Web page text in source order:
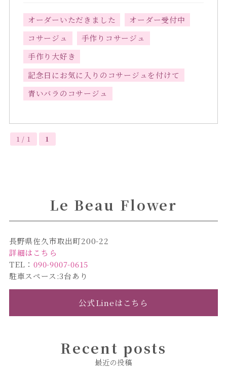
オーダーいただきました
オーダー受付中
コサージュ
手作りコサージュ
手作り大好き
記念日にお気に入りのコサージュを付けて
青いバラのコサージュ
1 / 1 1
Le Beau Flower
長野県佐久市取出町200-22
詳細はこちら
TEL：090-9007-0615
駐車スペース:3台あり
公式Lineはこちら
Recent posts
最近の投稿